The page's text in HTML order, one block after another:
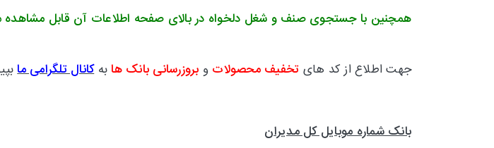
همچنین با جستجوی صنف و شغل دلخواه در بالای صفحه اطلاعات آن قابل مشاهده
جهت اطلاع از کد های تخفیف محصولات و بروزرسانی بانک هابهکانال تلگرامی ما
بانک شماره موبایل کل مدیران